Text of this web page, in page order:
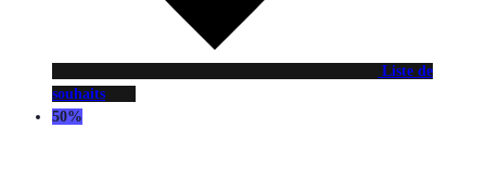
Liste de
souhaits
50%